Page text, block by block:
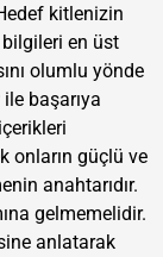
kitlenizin
bilgileri en üst
olumlu yönde
ile başarıya
onların güçlü ve
anahtarıdır.
gelmemelidir.
anlatarak